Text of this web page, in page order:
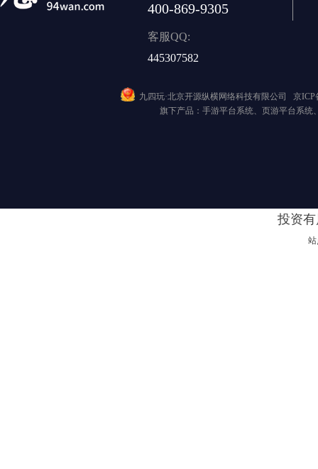
400-869-9305
客服QQ:
445307582
九四玩·北京开源纵横网络科技有限公司 京ICP
旗下产品：手游平台系统、页游平台系统
投资
站